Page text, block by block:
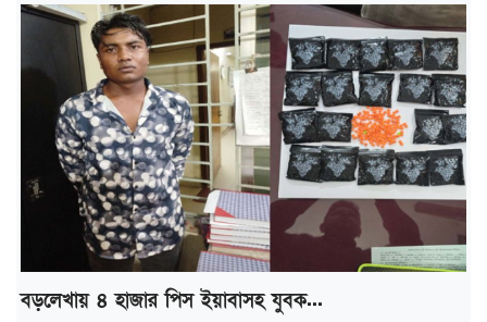
বড়লেখায় ৪ হাজার পিস ইয়াবাসহ যুবক...